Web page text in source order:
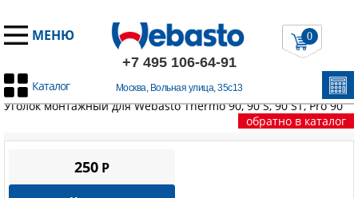
МЕНЮ
+7 495 106-64-91
Москва, Вольная улица, 35с13
Каталог
0
Главная / Запчасти Вебасто/Thermo 90/90S/90ST/Pro90
Уголок монтажный для Webasto Thermo 90, 90 S, 90 ST, Pro 90
обратно в каталог
250 P